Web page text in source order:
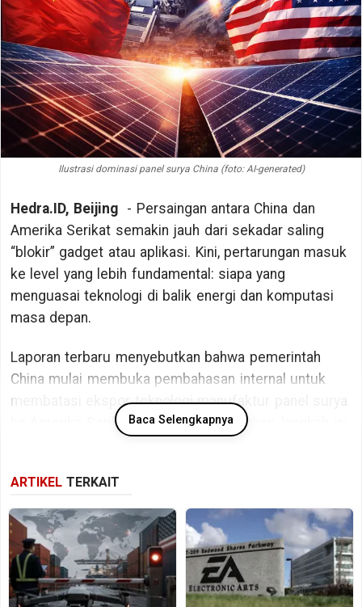
Ilustrasi dominasi panel surya China (foto: AI-generated)
Hedra.ID, Beijing - Persaingan antara China dan
Amerika Serikat semakin jauh dari sekadar saling
“blokir” gadget atau aplikasi. Kini, pertarungan masuk
ke level yang lebih fundamental: siapa yang
menguasai teknologi di balik energi dan komputasi
masa depan.
Laporan terbaru menyebutkan bahwa pemerintah
China mulai membuka pembahasan internal untuk
membatasi ekspor teknologi manufaktur panel surya
ke Amerika Serikat. Jika benar diterapkan, langkah ini
Dominasi China di industri panel surya sulit
ditandingi. Saat ini, lebih dari 80% komponen panel
surya dunia diproduksi di China, termasuk mesin-
mesin canggih untuk membuat sel surya generasi
terbaru.
Baca Selengkapnya
ARTIKEL TERKAIT